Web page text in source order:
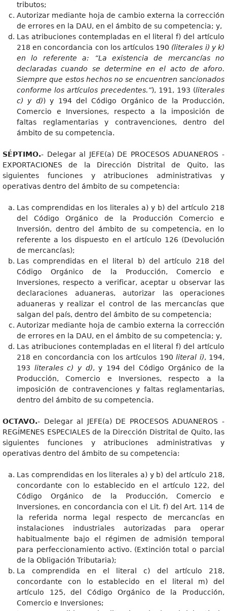
tributos;
Autorizar mediante hoja de cambio externa la corrección
de errores en la DAU, en el ámbito de su competencia; y,
Las atribuciones contempladas en el literal f) del artículo
218 en concordancia con los artículos 190 (literales i) y k)
en lo referente a: “La existencia de mercancías no
declaradas cuando se determine en el acto de aforo.
Siempre que estos hechos no se encuentren sancionados
conforme los artículos precedentes.”), 191, 193 (literales
c) y d)) y 194 del Código Orgánico de la Producción,
Comercio e Inversiones, respecto a la imposición de
faltas reglamentarias y contravenciones, dentro del
ámbito de su competencia.
SÉPTIMO.- Delegar al JEFE(a) DE PROCESOS ADUANEROS -
EXPORTACIONES de la Dirección Distrital de Quito, las
siguientes funciones y atribuciones administrativas y
operativas dentro del ámbito de su competencia:
Las comprendidas en los literales a) y b) del artículo 218
del Código Orgánico de la Producción Comercio e
Inversión, dentro del ámbito de su competencia, en lo
referente a los dispuesto en el artículo 126 (Devolución
de mercancías);
Las comprendidas en el literal b) del artículo 218 del
Código Orgánico de la Producción, Comercio e
Inversiones, respecto a verificar, aceptar u observar las
declaraciones aduaneras, autorizar las operaciones
aduaneras y realizar el control de las mercancías que
salgan del país, dentro del ámbito de su competencia;
Autorizar mediante hoja de cambio externa la corrección
de errores en la DAU, en el ámbito de su competencia; y,
Las atribuciones contempladas en el literal f) del artículo
218 en concordancia con los artículos 190literal i), 194,
193 literales c) y d), y 194 del Código Orgánico de la
Producción, Comercio e Inversiones, respecto a la
imposición de contravenciones y faltas reglamentarias,
dentro del ámbito de su competencia.
OCTAVO.- Delegar al JEFE(a) DE PROCESOS ADUANEROS -
REGÍMENES ESPECIALES de la Dirección Distrital de Quito, las
siguientes funciones y atribuciones administrativas y
operativas dentro del ámbito de su competencia:
Las comprendidas en los literales a) y b) del artículo 218,
concordante con lo establecido en el artículo 122, del
Código Orgánico de la Producción, Comercio e
Inversiones, en concordancia con el Lit. f) del Art. 114 de
la referida norma legal respecto de mercancías en
instalaciones industriales autorizadas para operar
habitualmente bajo el régimen de admisión temporal
para perfeccionamiento activo. (Extinción total o parcial
de la Obligación Tributaria);
La comprendida en el literal c) del artículo 218,
concordante con lo establecido en el literal m) del
artículo 125, del Código Orgánico de la Producción,
Comercio e Inversiones;